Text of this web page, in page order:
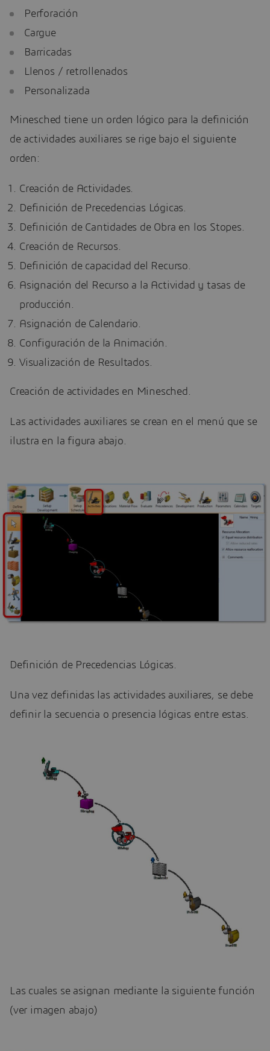
Perforación
Cargue
Barricadas
Llenos / retrollenados
Personalizada
Minesched tiene un orden lógico para la definición
de actividades auxiliares se rige bajo el siguiente
orden:
Creación de Actividades.
Definición de Precedencias Lógicas.
Definición de Cantidades de Obra en los Stopes.
Creación de Recursos.
Definición de capacidad del Recurso.
Asignación del Recurso a la Actividad y tasas de
producción.
Asignación de Calendario.
Configuración de la Animación.
Visualización de Resultados.
Creación de actividades en Minesched.
Las actividades auxiliares se crean en el menú que se
ilustra en la figura abajo.
Definición de Precedencias Lógicas.
Una vez definidas las actividades auxiliares, se debe
definir la secuencia o presencia lógicas entre estas.
Las cuales se asignan mediante la siguiente función
(ver imagen abajo)